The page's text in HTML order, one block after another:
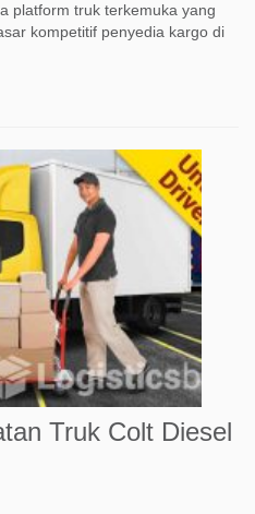
platform truk terkemuka yang
kompetitif penyedia kargo di
Truk Colt Diesel